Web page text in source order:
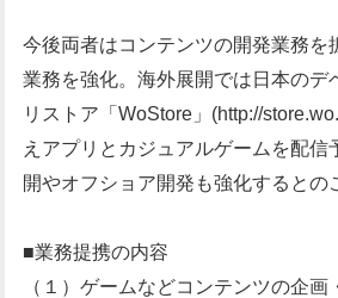
今後両者はコンテンツの開発業務
業務を強化。海外展開では日本の
リストア「WoStore」(http://
えアプリとカジュアルゲームを配
開やオフショア開発も強化するとの
■業務提携の内容
（１）ゲームなどコンテンツの企